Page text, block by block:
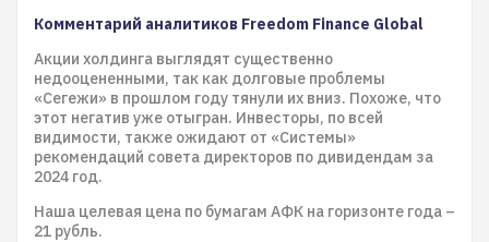
Комментарий аналитиков Freedom Finance Global
Акции холдинга выглядят существенно
недооцененными, так как долговые проблемы
«Сегежи» в прошлом году тянули их вниз. Похоже, что
этот негатив уже отыгран. Инвесторы, по всей
видимости, также ожидают от «Системы»
рекомендаций совета директоров по дивидендам за
2024 год.
Наша целевая цена по бумагам АФК на горизонте года –
21 рубль.